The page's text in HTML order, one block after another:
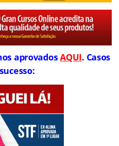
aprovadosAQUI. Casos